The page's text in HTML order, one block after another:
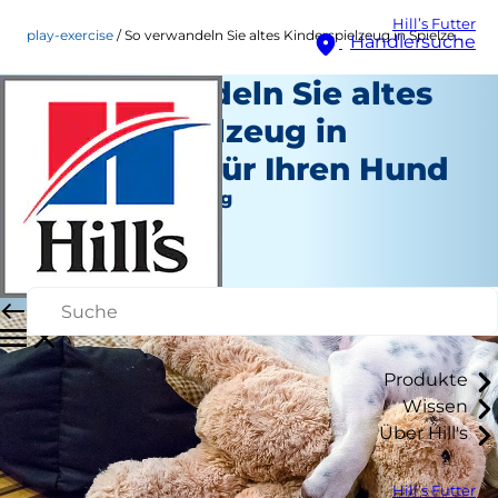
Hill’s Futter
Händlersuche
Produkte
Wissen
Über Hill's
Hill’s Futter
play-exercise So verwandeln Sie altes Kinderspielzeug in Spielzeug für Ihren Hund
So verwandeln Sie altes
Kinderspielzeug in
Spielzeug für Ihren Hund
Spiel und Bewegung
Kara Murphy
Oktober 30, 2019